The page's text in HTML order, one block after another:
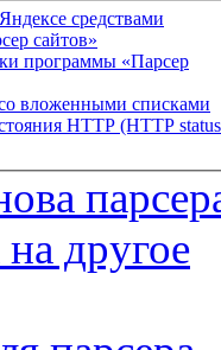
средствами
сайтов»
программы «Парсер
вложенными списками
HTTP (HTTP status
другое